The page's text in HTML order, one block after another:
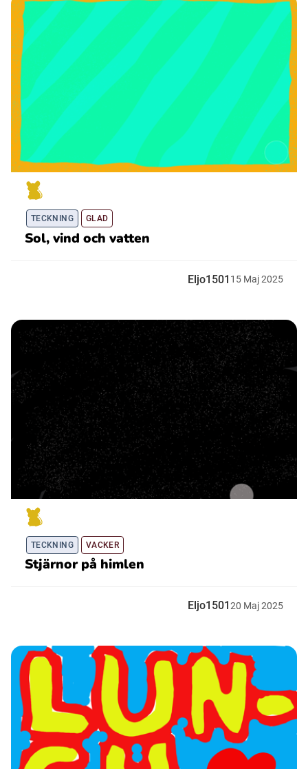
TECKNING GLAD
Sol, vind och vatten
Eljo1501 15 Maj2025
TECKNING VACKER
Stjärnor på himlen
Eljo150120 Maj2025